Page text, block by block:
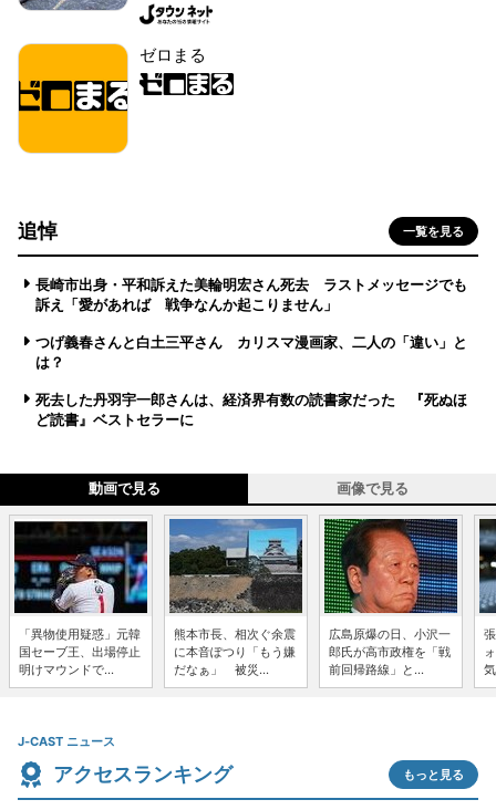
ゼロまる
追悼 一覧を見る
長崎市出身・平和訴えた美輪明宏さん死去 ラストメッセージでも
訴え「愛があれば 戦争なんか起こりません」
つげ義春さんと白土三平さん カリスマ漫画家、二人の「違い」と
は？
死去した丹羽宇一郎さんは、経済界有数の読書家だった 『死ぬほ
ど読書』ベストセラーに
動画で見る 画像で見る
「異物使用疑惑」元韓
国セーブ王、出場停止
明けマウンドで...
熊本市長、相次ぐ余震
に本音ぽつり「もう嫌
だなぁ」 被災...
広島原爆の日、小沢一
郎氏が高市政権を「戦
前回帰路線」と...
J-CAST ニュース
アクセスランキング もっと見る